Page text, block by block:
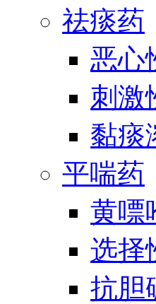
祛痰药
恶心
刺激
黏痰
平喘药
黄嘌
选择
抗胆